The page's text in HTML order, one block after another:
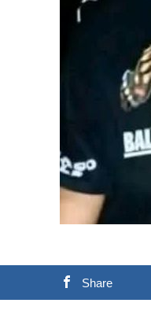
Share
ဘဏ်နဲ့အကြွေး